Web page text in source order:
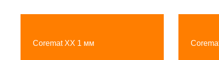
Coremat XX 1 мм